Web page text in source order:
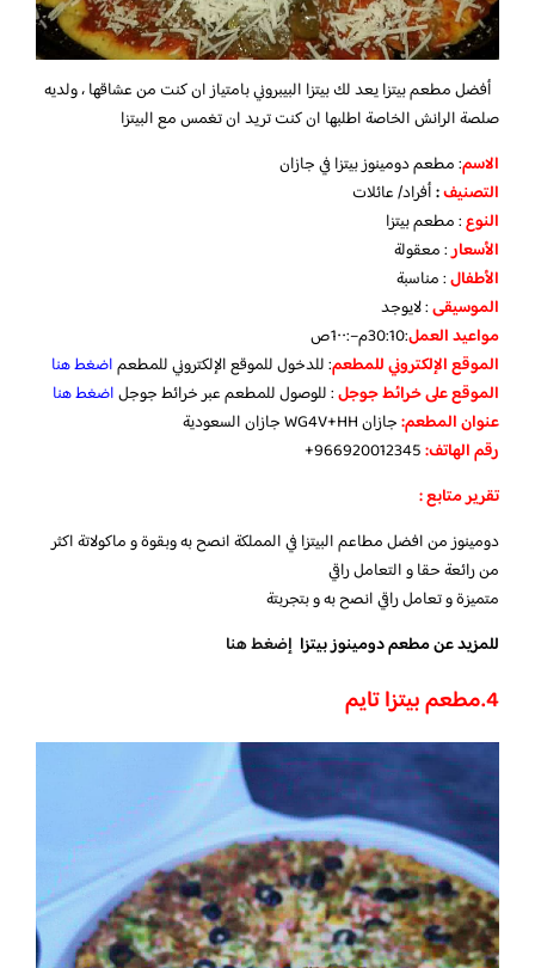
أفضل مطعم بيتزا يعد لك بيتزا البيبروني بامتياز ان كنت من عشاقها ، ولديه
صلصة الرانش الخاصة اطلبها ان كنت تريد ان تغمس مع البيتزا
الاسم: مطعم دومينوز بيتزا في جازان
التصنيف:أفراد/ عائلات
النوع: مطعم بيتزا
الأسعار: معقولة
الأطفال: مناسبة
الموسيقى: لايوجد
مواعيدالعمل:30:10م–:1٠٠ص
الموقعالإلكترونيللمطعم: للدخول للموقع الإلكتروني للمطعماضغط هنا
الموقععلىخرائطجوجل: للوصول للمطعم عبر خرائط جوجلاضغط هنا
عنوان المطعم:جازان WG4V+HH جازان السعودية
رقم الهاتف:
تقرير متابع :
دومينوز من افضل مطاعم البيتزا في المملكة انصح به وبقوة و ماكولاتة اكثر
من رائعة حقا و التعامل راقي
متميزة و تعامل راقي انصح به و بتجربتة
للمزيد عن مطعم دومينوز بيتزا إضغط هنا
4.مطعم بيتزا تايم